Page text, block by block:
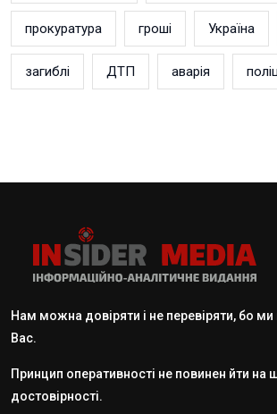
прокуратура гроші Україна
загиблі ДТП аварія
Нам можна довіряти і не перевіряти, бо
Вас.
Принцип оперативності не повинен йти на
достовірності.